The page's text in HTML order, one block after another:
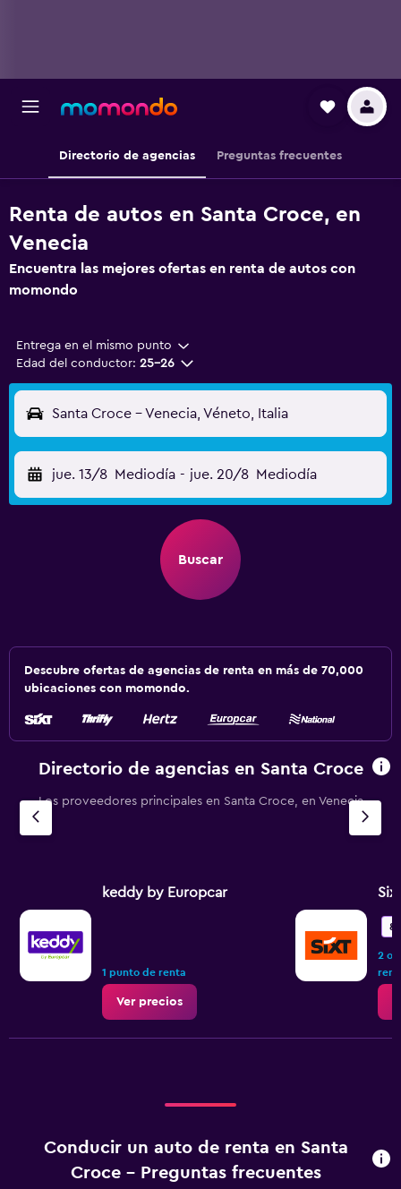
Directorio de agencias Preguntas frecuentes
Renta de autos en Santa Croce, en
Venecia
Encuentra las mejores ofertas en renta de autos con
momondo
Entrega en el mismo punto
Edad del conductor: 25-26
Santa Croce - Venecia, Véneto, Italia
jue. 13/8 Mediodía - jue. 20/8 Mediodía
Buscar
Descubre ofertas de agencias de renta en más de 70,000
ubicaciones con momondo.
Directorio de agencias en Santa Croce
Los proveedores principales en Santa Croce, en Venecia
keddy by Europcar
1 punto de renta
Ver precios
Sixt
2
Conducir un auto de renta en Santa
Croce - Preguntas frecuentes